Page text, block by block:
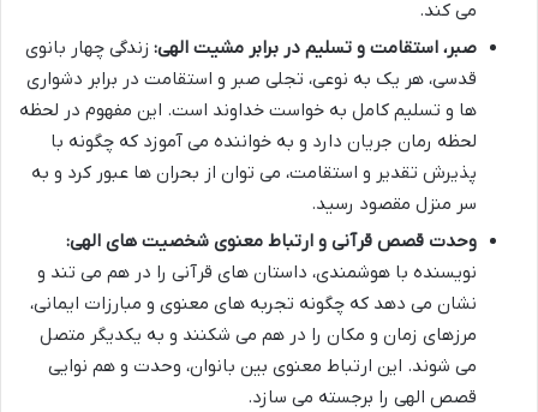
می کند.
صبر، استقامت و تسلیم در برابر مشیت الهی: زندگی چهار بانوی
قدسی، هر یک به نوعی، تجلی صبر و استقامت در برابر دشواری
ها و تسلیم کامل به خواست خداوند است. این مفهوم در لحظه
لحظه رمان جریان دارد و به خواننده می آموزد که چگونه با
پذیرش تقدیر و استقامت، می توان از بحران ها عبور کرد و به
سر منزل مقصود رسید.
وحدت قصص قرآنی و ارتباط معنوی شخصیت های الهی:
نویسنده با هوشمندی، داستان های قرآنی را در هم می تند و
نشان می دهد که چگونه تجربه های معنوی و مبارزات ایمانی،
مرزهای زمان و مکان را در هم می شکنند و به یکدیگر متصل
می شوند. این ارتباط معنوی بین بانوان، وحدت و هم نوایی
قصص الهی را برجسته می سازد.